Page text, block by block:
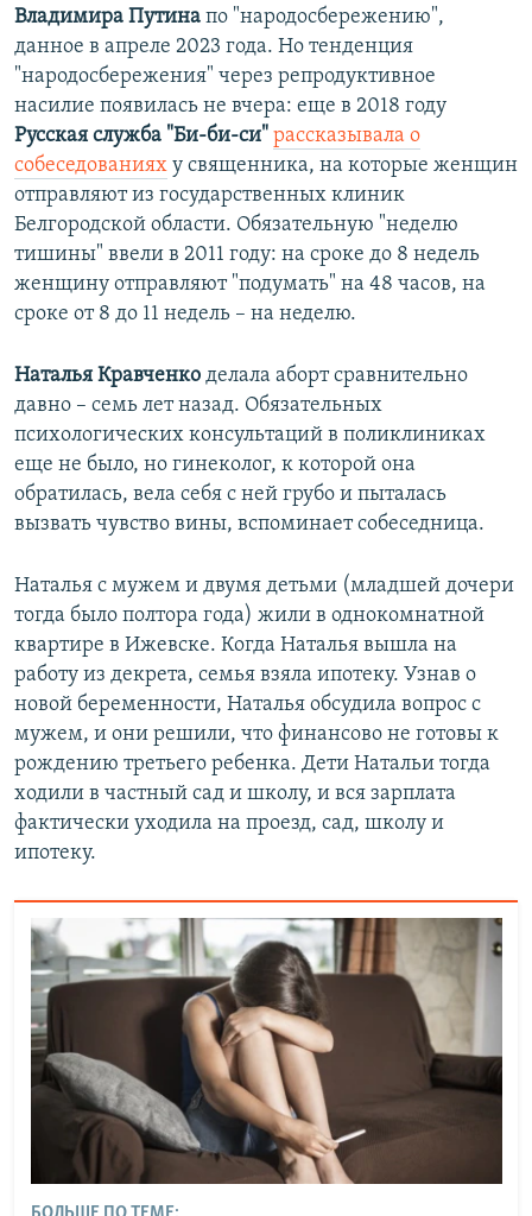
Владимира Путина по "народосбережению",
данное в апреле 2023 года. Но тенденция
"народосбережения" через репродуктивное
насилие появилась не вчера: еще в 2018 году
Русская служба "Би-би-си" рассказывала о
собеседованиях у священника, на которые женщин
отправляют из государственных клиник
Белгородской области. Обязательную "неделю
тишины" ввели в 2011 году: на сроке до 8 недель
женщину отправляют "подумать" на 48 часов, на
сроке от 8 до 11 недель – на неделю.
Наталья Кравченко делала аборт сравнительно
давно – семь лет назад. Обязательных
психологических консультаций в поликлиниках
еще не было, но гинеколог, к которой она
обратилась, вела себя с ней грубо и пыталась
вызвать чувство вины, вспоминает собеседница.
Наталья с мужем и двумя детьми (младшей дочери
тогда было полтора года) жили в однокомнатной
квартире в Ижевске. Когда Наталья вышла на
работу из декрета, семья взяла ипотеку. Узнав о
новой беременности, Наталья обсудила вопрос с
мужем, и они решили, что финансово не готовы к
рождению третьего ребенка. Дети Натальи тогда
ходили в частный сад и школу, и вся зарплата
фактически уходила на проезд, сад, школу и
ипотеку.